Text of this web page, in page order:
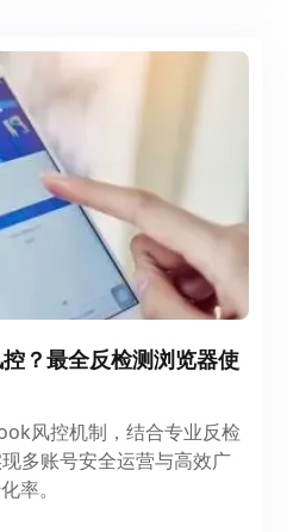
？最全反检测浏览器使
风控机制，结合专业反检
多账号安全运营与高效广
率。